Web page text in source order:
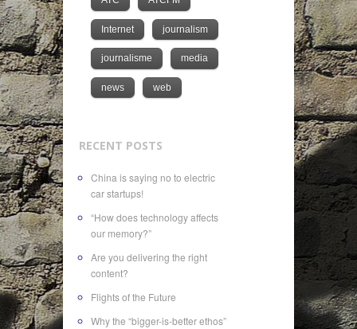
Internet journalism
journalisme media
news web
RECENT POSTS
China is saying no to electric
car startups!
“How does technology affects
our memory?”
Are you delivering the right
content?
Flights of the Future
Why the “bigger-is-better ethos”